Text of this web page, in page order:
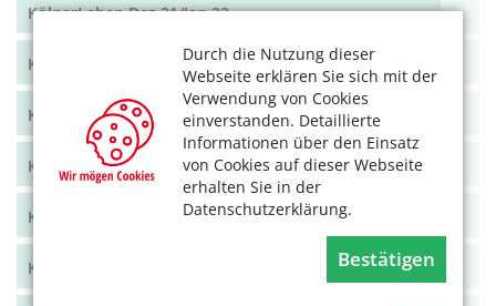
Durch die Nutzung dieser
Webseite erklären Sie sich mit der
Verwendung von Cookies
einverstanden. Detaillierte
Informationen über den Einsatz
von Cookies auf dieser Webseite
erhalten Sie in der
Datenschutzerklärung.
Bestätigen
KölnerLeben Dez 21/Jan 22
KölnerLeben Okt/Nov 2021
KölnerLeben Aug/Sept 2021
KölnerLeben Juni/Juli 2021
KölnerLeben April/Mai 2021
KölnerLeben Feb/März 2021